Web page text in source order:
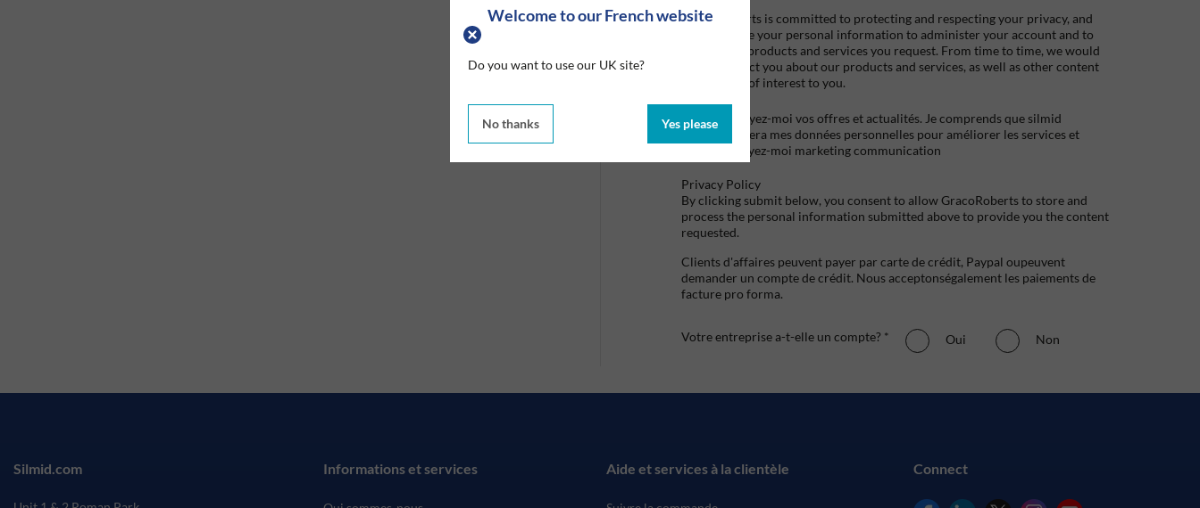
Welcome to our French website
Do you want to use our UK site?
No thanks Yes please
Graco Roberts is committed to protecting and respecting your privacy, and
we'll only use your personal information to administer your account and to
provide the products and services you request. From time to time, we would
like to contact you about our products and services, as well as other content
that may be of interest to you.
Envoyez-moi vos offres et actualités. Je comprends que silmid
utilisera mes données personnelles pour améliorer les services et
envoyez-moi marketing communication
Privacy Policy
By clicking submit below, you consent to allow GracoRoberts to store and
process the personal information submitted above to provide you the content
requested.
Clients d'affaires peuvent payer par carte de crédit, Paypal oupeuvent
demander un compte de crédit. Nous acceptonségalement les paiements de
facture pro forma.
Votre entreprise a-t-elle un compte? * Oui Non
Informations et services Aide et services à la clientèle Connect
Silmid.com